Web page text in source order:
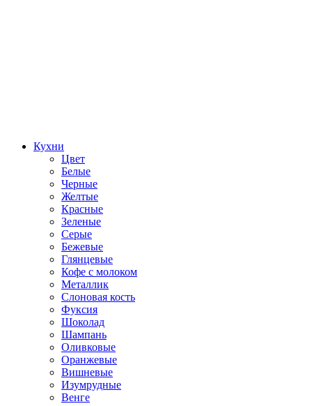
Кухни
Цвет
Белые
Черные
Желтые
Красные
Зеленые
Серые
Бежевые
Глянцевые
Кофе с молоком
Металлик
Слоновая кость
Фуксия
Шоколад
Шампань
Оливковые
Оранжевые
Вишневые
Изумрудные
Венге